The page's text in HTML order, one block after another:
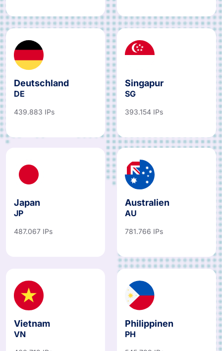
Deutschland
DE
439.883 IPs
Singapur
SG
393.154 IPs
Japan
JP
487.067 IPs
Australien
AU
781.766 IPs
Vietnam
VN
Philippinen
PH